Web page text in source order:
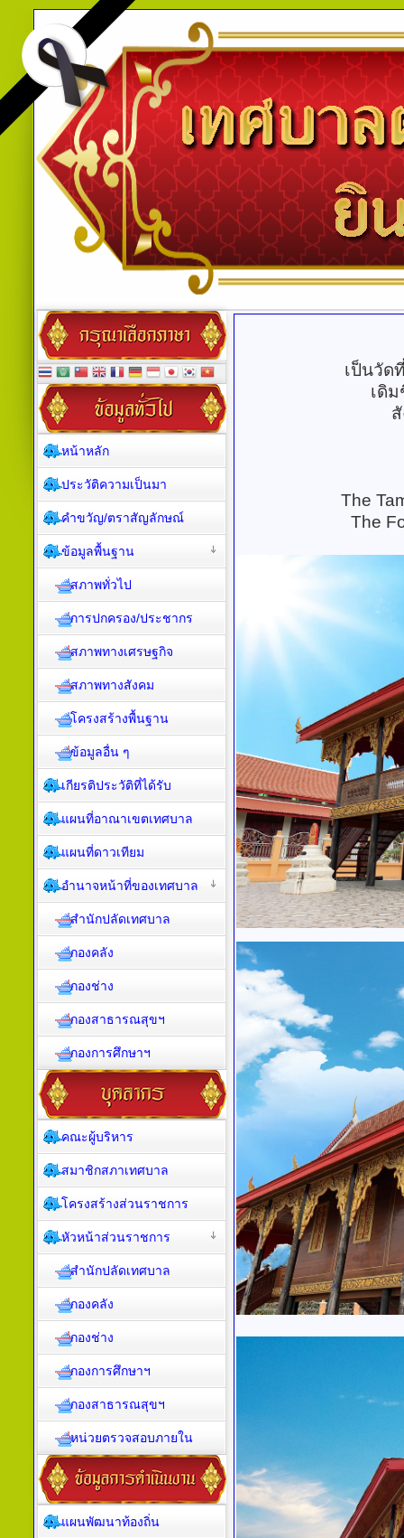
เป็นวัด
เดิ
The
The
หน้าหลัก
ประวัติความเป็นมา
คำขวัญ/ตราสัญลักษณ์
ข้อมูลพื้นฐาน
สภาพทั่วไป
การปกครอง/ประชากร
สภาพทางเศรษฐกิจ
สภาพทางสังคม
โครงสร้างพื้นฐาน
ข้อมูลอื่น ๆ
เกียรติประวัติที่ได้รับ
แผนที่อาณาเขตเทศบาล
แผนที่ดาวเทียม
อำนาจหน้าที่ของเทศบาล
สำนักปลัดเทศบาล
กองคลัง
กองช่าง
กองสาธารณสุขฯ
กองการศึกษาฯ
คณะผู้บริหาร
สมาชิกสภาเทศบาล
โครงสร้างส่วนราชการ
หัวหน้าส่วนราชการ
สำนักปลัดเทศบาล
กองคลัง
กองช่าง
กองการศึกษาฯ
กองสาธารณสุขฯ
หน่วยตรวจสอบภายใน
แผนพัฒนาท้องถิ่น